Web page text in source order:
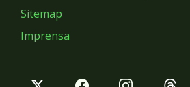
Sitemap
Imprensa